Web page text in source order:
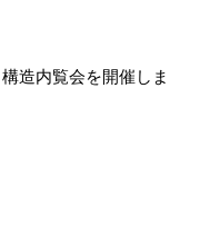
造内覧会を開催しま